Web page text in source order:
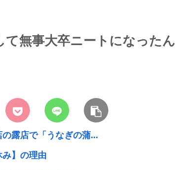
て無事大卒ニートになったん
の露店で「うなぎの蒲...
】の理由